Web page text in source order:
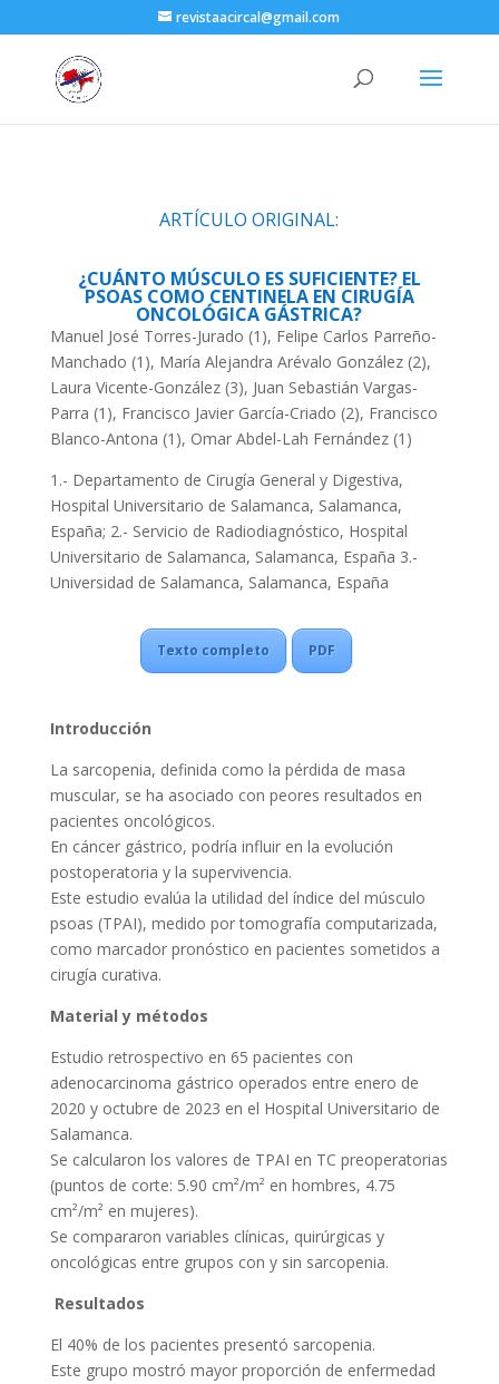
revistaacircal@gmail.com
ARTÍCULO ORIGINAL:
¿CUÁNTO MÚSCULO ES SUFICIENTE? EL
PSOAS COMO CENTINELA EN CIRUGÍA
ONCOLÓGICA GÁSTRICA?
Manuel José Torres-Jurado (1), Felipe Carlos Parreño-
Manchado (1), María Alejandra Arévalo González (2),
Laura Vicente-González (3), Juan Sebastián Vargas-
Parra (1), Francisco Javier García-Criado (2), Francisco
Blanco-Antona (1), Omar Abdel-Lah Fernández (1)
1.- Departamento de Cirugía General y Digestiva,
Hospital Universitario de Salamanca, Salamanca,
España; 2.- Servicio de Radiodiagnóstico, Hospital
Universitario de Salamanca, Salamanca, España 3.-
Universidad de Salamanca, Salamanca, España
Texto completo PDF
Introducción
La sarcopenia, definida como la pérdida de masa
muscular, se ha asociado con peores resultados en
pacientes oncológicos.
En cáncer gástrico, podría influir en la evolución
postoperatoria y la supervivencia.
Este estudio evalúa la utilidad del índice del músculo
psoas (TPAI), medido por tomografía computarizada,
como marcador pronóstico en pacientes sometidos a
cirugía curativa.
Material y métodos
Estudio retrospectivo en 65 pacientes con
adenocarcinoma gástrico operados entre enero de
2020 y octubre de 2023 en el Hospital Universitario de
Salamanca.
Se calcularon los valores de TPAI en TC preoperatorias
(puntos de corte: 5.90 cm²/m² en hombres, 4.75
cm²/m² en mujeres).
Se compararon variables clínicas, quirúrgicas y
oncológicas entre grupos con y sin sarcopenia.
Resultados
El 40% de los pacientes presentó sarcopenia.
Este grupo mostró mayor proporción de enfermedad